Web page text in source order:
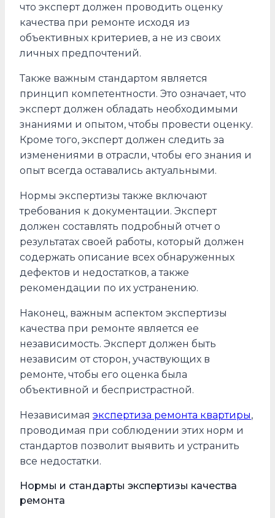
что эксперт должен проводить оценку
качества при ремонте исходя из
объективных критериев, а не из своих
личных предпочтений.
Также важным стандартом является
принцип компетентности. Это означает, что
эксперт должен обладать необходимыми
знаниями и опытом, чтобы провести оценку.
Кроме того, эксперт должен следить за
изменениями в отрасли, чтобы его знания и
опыт всегда оставались актуальными.
Нормы экспертизы также включают
требования к документации. Эксперт
должен составлять подробный отчет о
результатах своей работы, который должен
содержать описание всех обнаруженных
дефектов и недостатков, а также
рекомендации по их устранению.
Наконец, важным аспектом экспертизы
качества при ремонте является ее
независимость. Эксперт должен быть
независим от сторон, участвующих в
ремонте, чтобы его оценка была
объективной и беспристрастной.
Независимая экспертиза ремонта квартиры,
проводимая при соблюдении этих норм и
стандартов позволит выявить и устранить
все недостатки.
Нормы и стандарты экспертизы качества
ремонта